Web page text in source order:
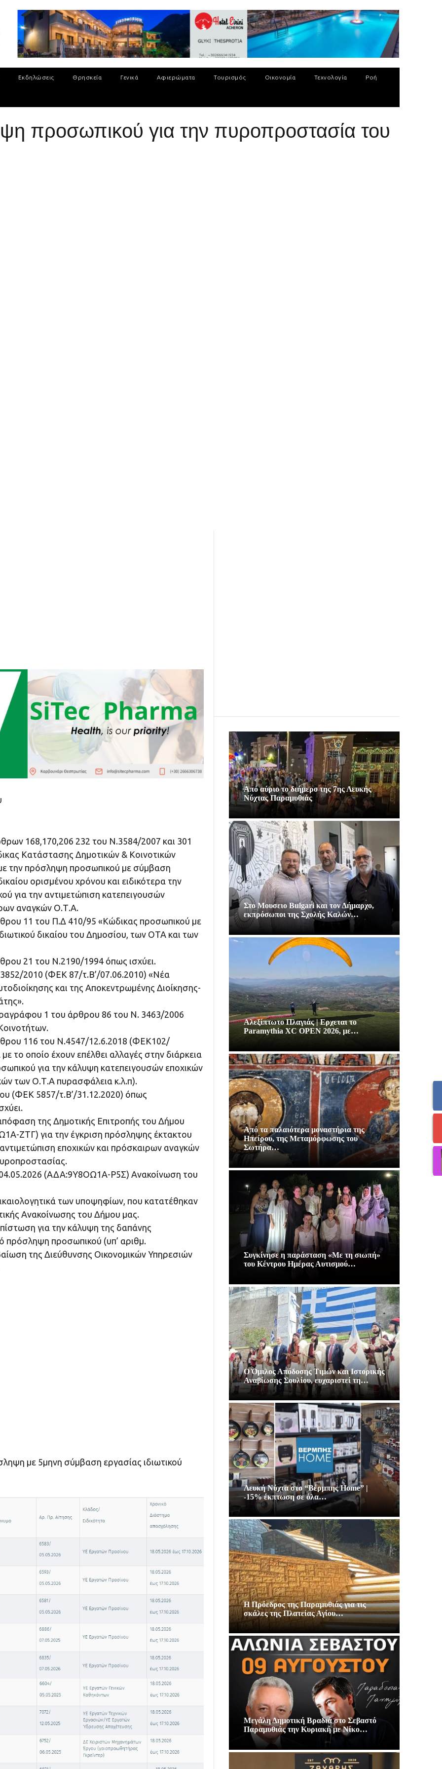
Εκδηλώσεις Θρησκεία Γενικά Αφιερώματα Τουρισμός Οικονομία Τεχνολογία Ροή
προσωπικού για την πυροπροστασία του
168,170,206 232 του Ν.3584/2007 και 301
Κατάστασης Δημοτικών & Κοινοτικών
την πρόσληψη προσωπικού με σύμβαση
ορισμένου χρόνου και ειδικότερα την
για την αντιμετώπιση κατεπειγουσών
αναγκών Ο.Τ.Α.
11 του Π.Δ 410/95 «Κώδικας προσωπικού με
δικαίου του Δημοσίου, των ΟΤΑ και των
21 του Ν.2190/1994 όπως ισχύει.
3852/2010 (ΦΕΚ 87/τ.Β’/07.06.2010) «Νέα
και της Αποκεντρωμένης Διοίκησης-
1 του άρθρου 86 του Ν. 3463/2006
116 του Ν.4547/12.6.2018 (ΦΕΚ102/
το οποίο έχουν επέλθει αλλαγές στην διάρκεια
για την κάλυψη κατεπειγουσών εποχικών
των Ο.Τ.Α πυρασφάλεια κ.λ.π).
(ΦΕΚ 5857/τ.Β’/31.12.2020) όπως
της Δημοτικής Επιτροπής του Δήμου
ΖΤΓ) για την έγκριση πρόσληψης έκτακτου
εποχικών και πρόσκαιρων αναγκών
04.05.2026 (ΑΔΑ:9Υ8ΟΩ1Α-Ρ5Σ) Ανακοίνωση του
των υποψηφίων, που κατατέθηκαν
Ανακοίνωσης του Δήμου μας.
για την κάλυψη της δαπάνης
πρόσληψη προσωπικού (υπ’ αριθμ.
της Διεύθυνσης Οικονομικών Υπηρεσιών
με 5μηνη σύμβαση εργασίας ιδιωτικού
Από αύριο το διήμερο της 7ης Λευκής
Νύχτας Παραμυθιάς
Στο Μουσειο Bulgari και τον Δήμαρχο,
εκπρόσωποι της Σχολής Καλών…
Αλεξίπτωτο Πλαγιάς | Ερχεται το
Paramythia XC OPEN 2026, με…
Από τα παλαιότερα μοναστήρια της
Ηπείρου, της Μεταμόρφωσης του
Σωτήρα…
Συγκίνησε η παράσταση «Με τη σιωπή»
του Κέντρου Ημέρας Αυτισμού…
Ο Όμιλος Απόδοσης Τιμών και Ιστορικής
Αναβίωσης Σουλίου, ευχαριστεί τη…
Λευκή Νύχτα στο “Βέρμπης Home” |
-15% έκπτωση σε όλα…
Η Πρόεδρος της Παραμυθιάς για τις
σκάλες της Πλατείας Αγίου…
Μεγάλη Δημοτική Βραδιά στο Σεβαστό
Παραμυθιάς την Κυριακή με Νίκο…